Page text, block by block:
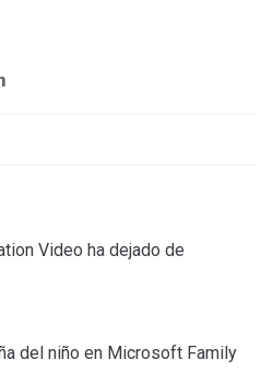
Video ha dejado de
del niño en Microsoft Family